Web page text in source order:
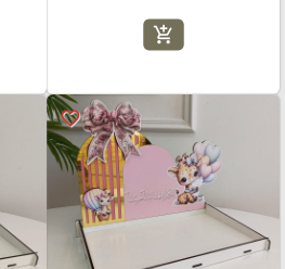
add_shopping_cart
favorite_border